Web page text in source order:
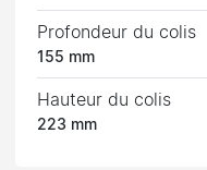
Profondeur du colis
155 mm
Hauteur du colis
223 mm